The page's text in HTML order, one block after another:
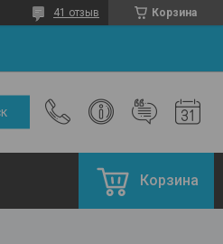
Корзина
41 отзыв
Корзина